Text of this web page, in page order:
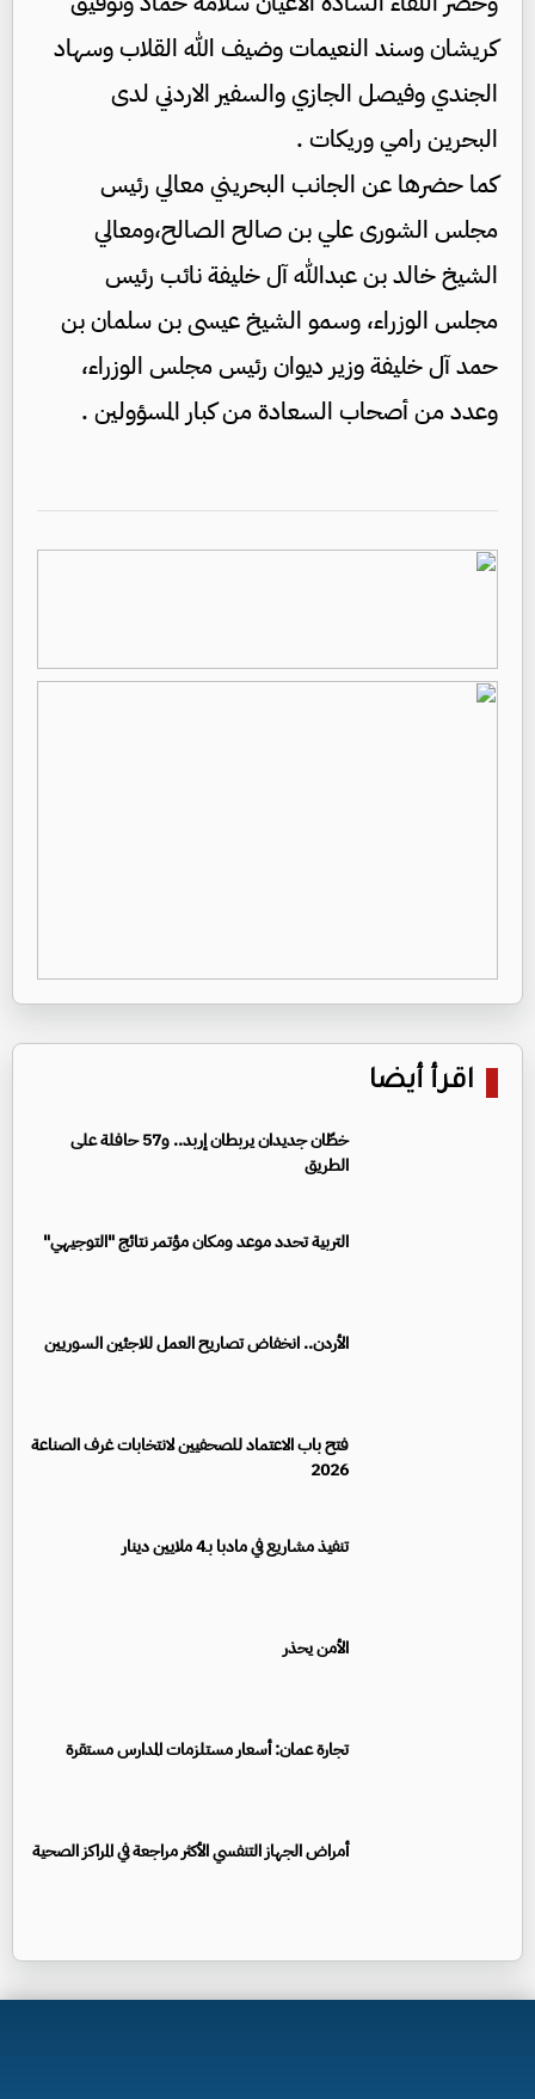
كريشان وسند النعيمات وضيف الله القلاب وسهاد
الجندي وفيصل الجازي والسفير الاردني لدى
البحرين رامي وريكات .
كما حضرها عن الجانب البحريني معالي رئيس
مجلس الشورى علي بن صالح الصالح،ومعالي
الشيخ خالد بن عبدالله آل خليفة نائب رئيس
مجلس الوزراء، وسمو الشيخ عيسى بن سلمان بن
حمد آل خليفة وزير ديوان رئيس مجلس الوزراء،
وعدد من أصحاب السعادة من كبار المسؤولين .
اقرأ أيضا
خطّان جديدان يربطان إربد.. و57 حافلة على
الطريق
التربية تحدد موعد ومكان مؤتمر نتائج "التوجيهي"
الأردن.. انخفاض تصاريح العمل للاجئين السوريين
فتح باب الاعتماد للصحفيين لانتخابات غرف الصناعة
2026
تنفيذ مشاريع في مادبا بـ4 ملايين دينار
الأمن يحذر
تجارة عمان: أسعار مستلزمات المدارس مستقرة
أمراض الجهاز التنفسي الأكثر مراجعة في المراكز الصحية